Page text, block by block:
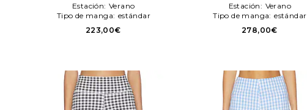
Estación: Verano
Tipo de manga: estándar
223,00€
Estación: Verano
Tipo de manga: estándar
278,00€